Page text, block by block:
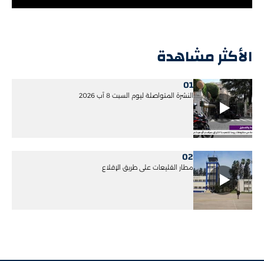
الأكثر مشاهدة
01
النشرة المتواصلة ليوم السبت 8 آب 2026
02
مطار القليعات على طريق الإقلاع